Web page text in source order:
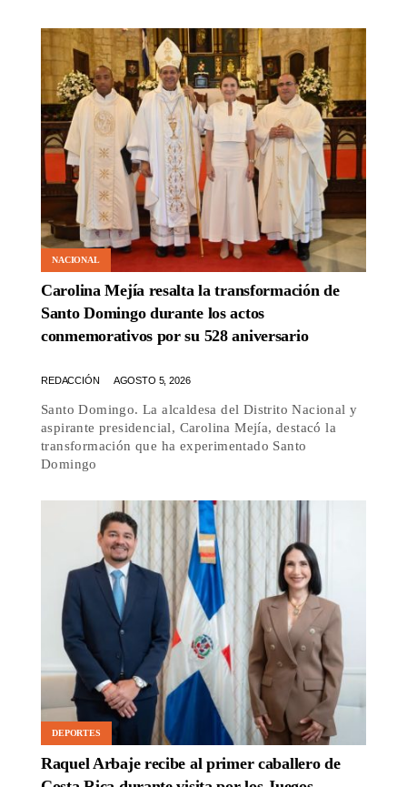
NACIONAL
Carolina Mejía resalta la transformación de
Santo Domingo durante los actos
conmemorativos por su 528 aniversario
REDACCIÓN AGOSTO 5, 2026
Santo Domingo. La alcaldesa del Distrito Nacional y
aspirante presidencial, Carolina Mejía, destacó la
transformación que ha experimentado Santo
Domingo
DEPORTES
Raquel Arbaje recibe al primer caballero de